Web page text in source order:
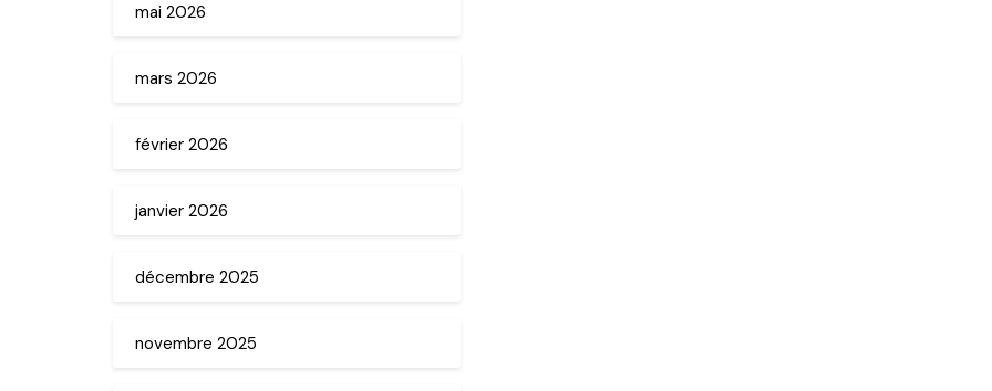
mai 2026
mars 2026
février 2026
janvier 2026
décembre 2025
novembre 2025